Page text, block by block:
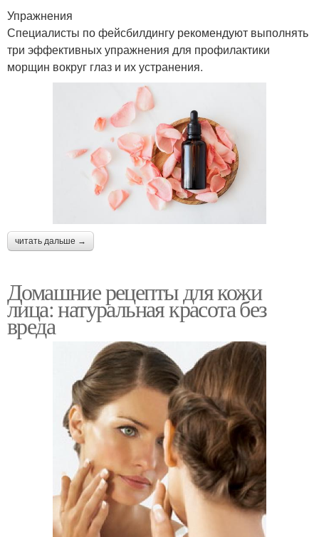
Упражнения
Специалисты по фейсбилдингу рекомендуют выполнять
три эффективных упражнения для профилактики
морщин вокруг глаз и их устранения.
читать дальше →
Домашние рецепты для кожи
лица: натуральная красота без
вреда